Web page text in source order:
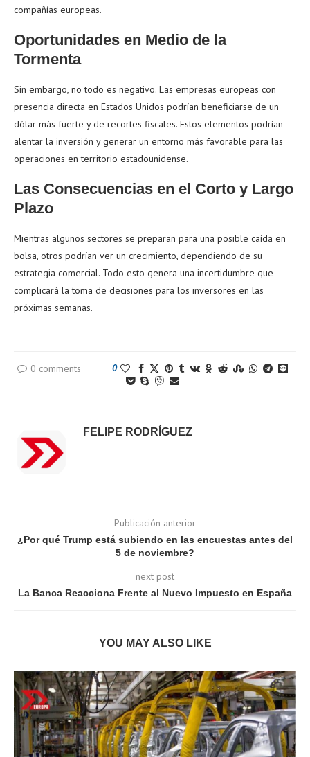
compañías europeas.
Oportunidades en Medio de la
Tormenta
Sin embargo, no todo es negativo. Las empresas europeas con
presencia directa en Estados Unidos podrían beneficiarse de un
dólar más fuerte y de recortes fiscales. Estos elementos podrían
alentar la inversión y generar un entorno más favorable para las
operaciones en territorio estadounidense.
Las Consecuencias en el Corto y Largo
Plazo
Mientras algunos sectores se preparan para una posible caída en
bolsa, otros podrían ver un crecimiento, dependiendo de su
estrategia comercial. Todo esto genera una incertidumbre que
complicará la toma de decisiones para los inversores en las
próximas semanas.
0 comments 0
FELIPE RODRÍGUEZ
Publicación anterior
¿Por qué Trump está subiendo en las encuestas antes del
5 de noviembre?
next post
La Banca Reacciona Frente al Nuevo Impuesto en España
YOU MAY ALSO LIKE